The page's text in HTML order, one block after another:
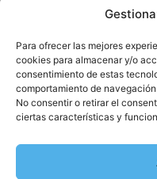
Para ofrecer las mejores
cookies para almacenar y/o
consentimiento de estas
comportamiento de
No consentir o retirar el
ciertas características y
Elecciones
Clubes
Federados
Copyright © 2025